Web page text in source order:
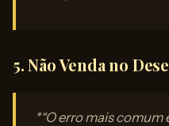
5. Não Venda no
*“O erro mais